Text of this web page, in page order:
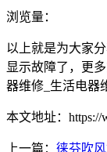
浏览量：
以上就是为大家
显示故障了，更
器维修_生活电器
本文地址：https://
上一篇： 徕芬吹